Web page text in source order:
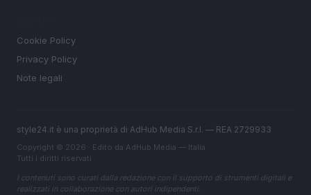
Cookie Policy
Privacy Policy
Note legali
style24.it è una proprietà di AdHub Media S.r.l. — REA 2729933
Copyright © 2026 · Edito da AdHub Media — Italia
Tutti i diritti riservati
I contenuti sono curati dalla redazione con il supporto di strumenti digitali e
realizzati in collaborazione con autori indipendenti.